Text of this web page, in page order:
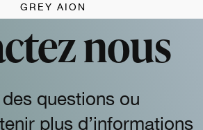
GREY AION
nous
questions ou
plus d’informations